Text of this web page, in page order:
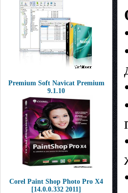
Premium Soft Navicat Premium
9.1.10
Corel Paint Shop Photo Pro X4
[14.0.0.332 2011]